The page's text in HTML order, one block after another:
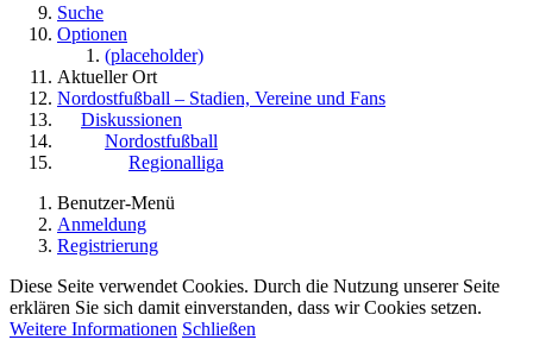
Suche
Optionen
(placeholder)
Aktueller Ort
Nordostfußball – Stadien, Vereine und Fans
Diskussionen
Nordostfußball
Regionalliga
Benutzer-Menü
Anmeldung
Registrierung
Diese Seite verwendet Cookies. Durch die Nutzung unserer Seite
erklären Sie sich damit einverstanden, dass wir Cookies setzen.
Weitere Informationen Schließen